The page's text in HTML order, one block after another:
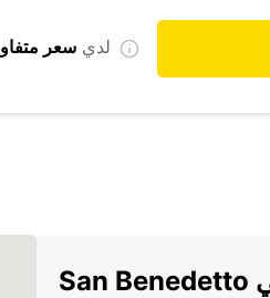
لدي سعر
تأجير السيارات في San Benedetto